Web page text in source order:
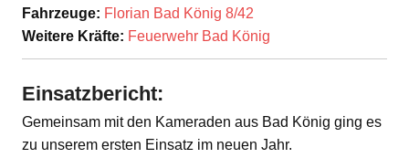
Fahrzeuge: Florian Bad König 8/42
Weitere Kräfte: Feuerwehr Bad König
Einsatzbericht:
Gemeinsam mit den Kameraden aus Bad König ging es
zu unserem ersten Einsatz im neuen Jahr.